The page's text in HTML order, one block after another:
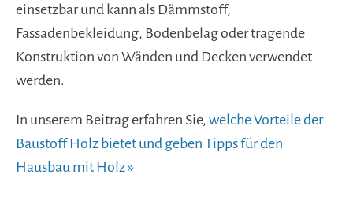
einsetzbar und kann als Dämmstoff,
Fassadenbekleidung, Bodenbelag oder tragende
Konstruktion von Wänden und Decken verwendet
werden.
In unserem Beitrag erfahren Sie, welche Vorteile der
Baustoff Holz bietet und geben Tipps für den
Hausbau mit Holz »